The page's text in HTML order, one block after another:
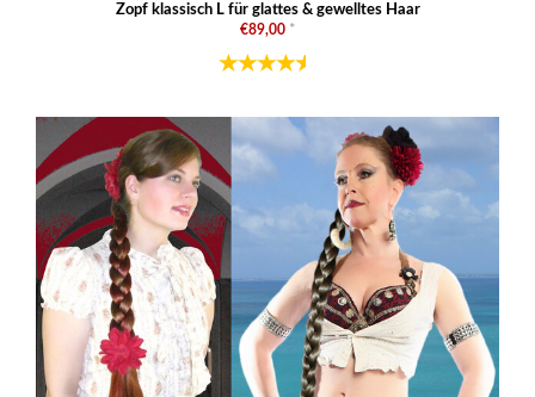
Zopf klassisch L für glattes & gewelltes Haar
€89,00 *